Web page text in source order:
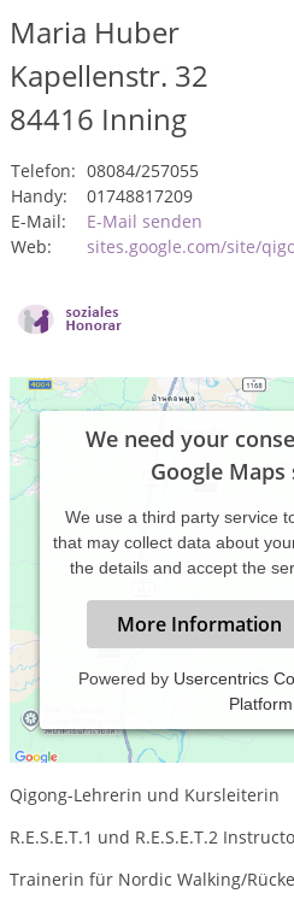
Maria Huber
Kapellenstr. 32
84416 Inning
Telefon: 08084/257055
Handy:
01748817209
E-Mail:
E-Mail senden
Web:
sites.google.com/site/
We need your
Google Maps
We use a third party service
that may collect data about
the details and accept the
More Information
Powered by Usercentrics
Platform
Heilpraktikerin für Psychotherapie
Psychologische Beraterin
Qigong-Lehrerin und Kursleiterin
R.E.S.E.T.1 und R.E.S.E.T.2
Trainerin für Nordic Walking/